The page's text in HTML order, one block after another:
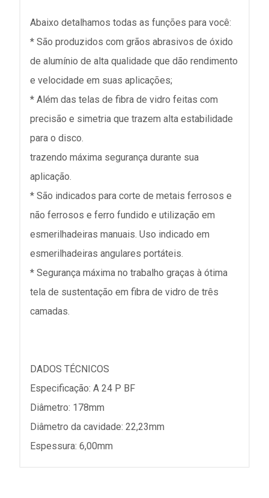
Abaixo detalhamos todas as funções para você:
* São produzidos com grãos abrasivos de óxido
de alumínio de alta qualidade que dão rendimento
e velocidade em suas aplicações;
* Além das telas de fibra de vidro feitas com
precisão e simetria que trazem alta estabilidade
para o disco.
trazendo máxima segurança durante sua
aplicação.
* São indicados para corte de metais ferrosos e
não ferrosos e ferro fundido e utilização em
esmerilhadeiras manuais. Uso indicado em
esmerilhadeiras angulares portáteis.
* Segurança máxima no trabalho graças à ótima
tela de sustentação em fibra de vidro de três
camadas.
DADOS TÉCNICOS
Especificação: A 24 P BF
Diâmetro: 178mm
Diâmetro da cavidade: 22,23mm
Espessura: 6,00mm